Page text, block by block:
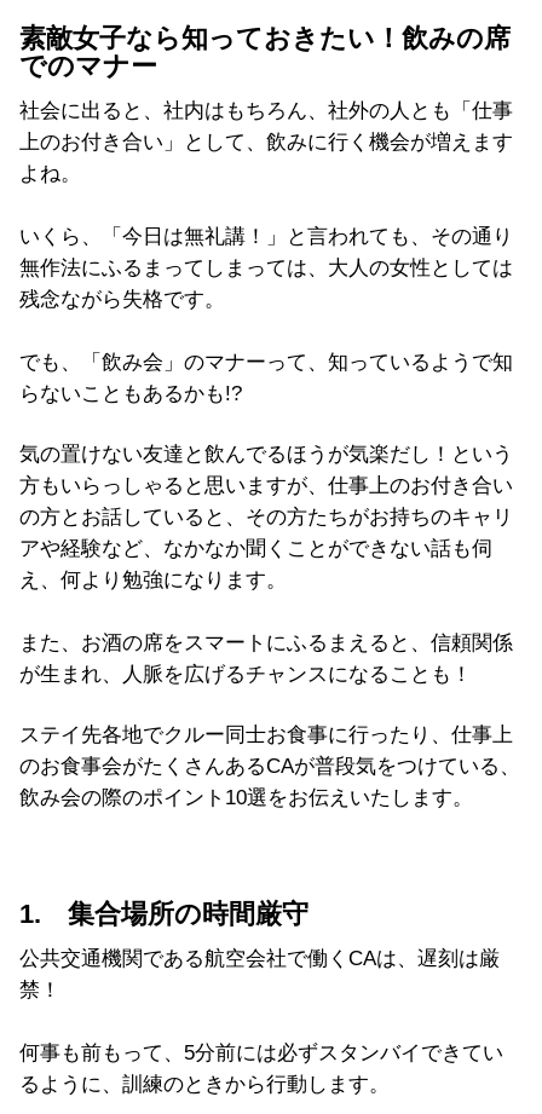
素敵女子なら知っておきたい！飲みの席
でのマナー
社会に出ると、社内はもちろん、社外の人とも「仕事
上のお付き合い」として、飲みに行く機会が増えます
よね。
いくら、「今日は無礼講！」と言われても、その通り
無作法にふるまってしまっては、大人の女性としては
残念ながら失格です。
でも、「飲み会」のマナーって、知っているようで知
らないこともあるかも!?
気の置けない友達と飲んでるほうが気楽だし！という
方もいらっしゃると思いますが、仕事上のお付き合い
の方とお話していると、その方たちがお持ちのキャリ
アや経験など、なかなか聞くことができない話も伺
え、何より勉強になります。
また、お酒の席をスマートにふるまえると、信頼関係
が生まれ、人脈を広げるチャンスになることも！
ステイ先各地でクルー同士お食事に行ったり、仕事上
のお食事会がたくさんあるCAが普段気をつけている、
飲み会の際のポイント10選をお伝えいたします。
1. 集合場所の時間厳守
公共交通機関である航空会社で働くCAは、遅刻は厳
禁！
何事も前もって、5分前には必ずスタンバイできてい
るように、訓練のときから行動します。